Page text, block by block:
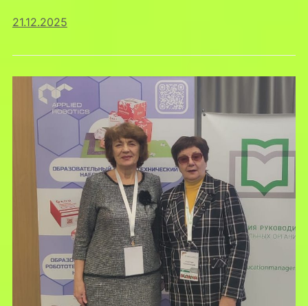
21.12.2025